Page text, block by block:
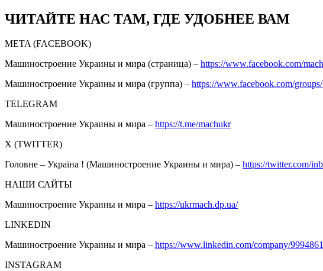
ЧИТАЙТЕ НАС ТАМ, ГДЕ УДОБНЕЕ ВАМ
META (FACEBOOK)
Машиностроение Украины и мира (страница) – https://www.facebook.com/
Машиностроение Украины и мира (группа) – https://www.facebook.com/
TELEGRAM
Машиностроение Украины и мира – https://t.me/machukr
Х (TWITTER)
Головне – Україна ! (Машиностроение Украины и мира) – https://twitter.com/
НАШИ САЙТЫ
Машиностроение Украины и мира – https://ukrmach.dp.ua/
LINKEDIN
Машиностроение Украины и мира – https://www.linkedin.com/company/
INSTAGRAM